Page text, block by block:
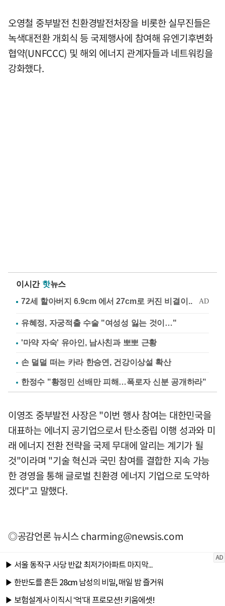
오영철 중부발전 친환경발전처장을 비롯한 실무진들은
녹색대전환 개회식 등 국제행사에 참여해 유엔기후변화
협약(UNFCCC) 및 해외 에너지 관계자들과 네트워킹을
강화했다.
이시간 핫뉴스
유혜정, 자궁적출 수술 "여성성 잃는 것이…"
'마약 자숙' 유아인, 남사친과 뽀뽀 근황
손 덜덜 떠는 카라 한승연, 건강이상설 확산
한정수 "황정민 선배만 피해…폭로자 신분 공개하라"
이영조 중부발전 사장은 "이번 행사 참여는 대한민국을
대표하는 에너지 공기업으로서 탄소중립 이행 성과와 미
래 에너지 전환 전략을 국제 무대에 알리는 계기가 될
것"이라며 "기술 혁신과 국민 참여를 결합한 지속 가능
한 경영을 통해 글로벌 친환경 에너지 기업으로 도약하
겠다"고 말했다.
◎공감언론 뉴시스charming@newsis.com